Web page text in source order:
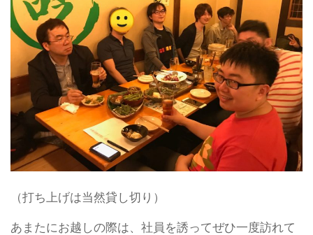
（打ち上げは当然貸し切り）
あまたにお越しの際は、社員を誘ってぜひ一度訪れて